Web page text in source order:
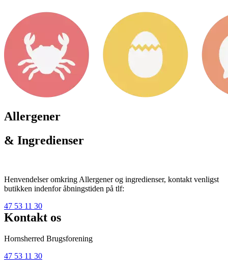
Allergener
& Ingredienser
Henvendelser omkring Allergener og ingredienser, kontakt venligst
butikken indenfor åbningstiden på tlf:
47 53 11 30
Kontakt os
Hornsherred Brugsforening
47 53 11 30